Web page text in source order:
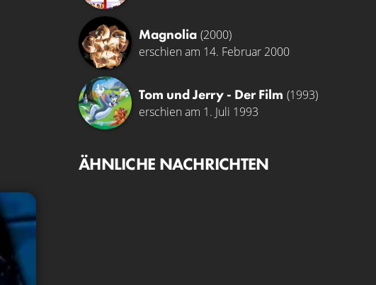
Magnolia (2000)
erschien am 14. Februar 2000
Tom und Jerry - Der Film (1993)
erschien am 1. Juli 1993
ÄHNLICHE NACHRICHTEN